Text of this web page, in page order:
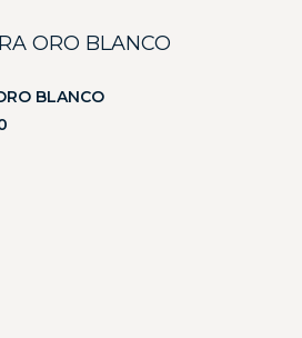
BLANCO